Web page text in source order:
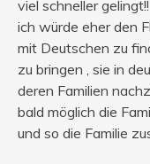
viel schneller gelingt!!
ich würde eher den
mit Deutschen zu
zu bringen , sie in
deren Familien
bald möglich die
und so die Familie